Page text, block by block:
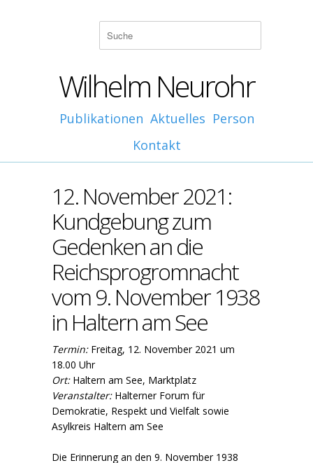
Wilhelm Neurohr
Publikationen Aktuelles Person
Kontakt
12. November 2021:
Kundgebung zum
Gedenken an die
Reichsprogromnacht
vom 9. November 1938
in Haltern am See
Termin: Freitag, 12. November 2021 um
18.00 Uhr
Ort:Haltern am See, Marktplatz
Veranstalter:Halterner Forum für
Demokratie, Respekt und Vielfalt sowie
Asylkreis Haltern am See
Die Erinnerung an den 9. November 1938